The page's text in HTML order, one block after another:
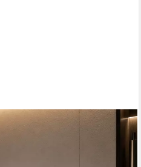
- Schwarz Hochglanz